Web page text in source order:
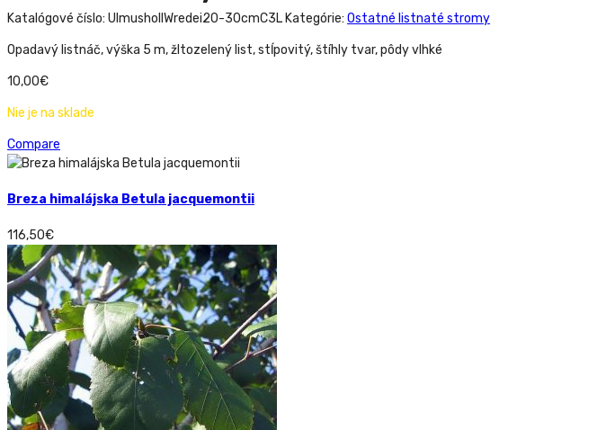
Katalógové číslo: UlmushollWredei20-30cmC3LKategórie: Ostatné listnaté stromy
Opadavý listnáč, výška 5 m, žltozelený list, stĺpovitý, štíhly tvar, pôdy vlhké
10,00€
Nie je na sklade
Compare
Breza himalájska Betula jacquemontii
116,50€